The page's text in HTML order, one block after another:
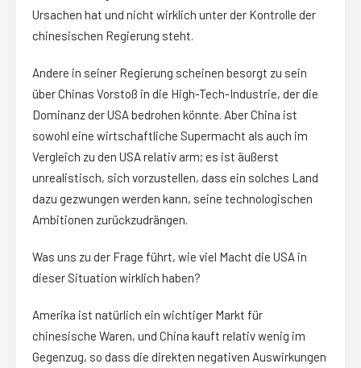
Ursachen hat und nicht wirklich unter der Kontrolle der
chinesischen Regierung steht.
Andere in seiner Regierung scheinen besorgt zu sein
über Chinas Vorstoß in die High-Tech-Industrie, der die
Dominanz der USA bedrohen könnte. Aber China ist
sowohl eine wirtschaftliche Supermacht als auch im
Vergleich zu den USA relativ arm; es ist äußerst
unrealistisch, sich vorzustellen, dass ein solches Land
dazu gezwungen werden kann, seine technologischen
Ambitionen zurückzudrängen.
Was uns zu der Frage führt, wie viel Macht die USA in
dieser Situation wirklich haben?
Amerika ist natürlich ein wichtiger Markt für
chinesische Waren, und China kauft relativ wenig im
Gegenzug, so dass die direkten negativen Auswirkungen